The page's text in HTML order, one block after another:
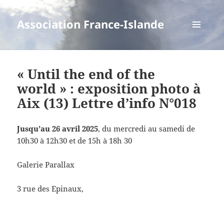
Association France-Islande
« Until the end of the
world » : exposition photo à
Aix (13) Lettre d’info N°018
Jusqu’au 26 avril 2025, du mercredi au samedi de
10h30 à 12h30 et de 15h à 18h 30
Galerie Parallax
3 rue des Epinaux,